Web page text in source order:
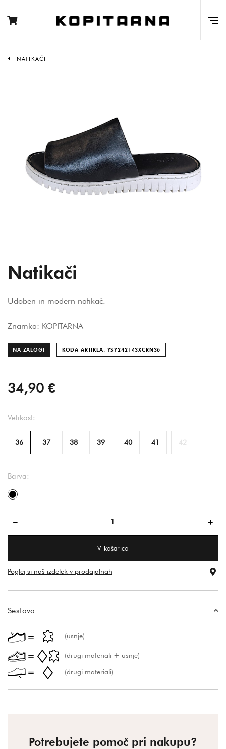
NATIKAČI
Natikači
Udoben in modern natikač.
Znamka: KOPITARNA
NA ZALOGI KODA ARTIKLA: YSY242143XCRN36
34,90 €
Velikost:
36 37 38 39 40 41 42
Barva:
črna
V košarico
Poglej si naš izdelek v prodajalnah
Sestava
(usnje)
(drugi materiali + usnje)
(drugi materiali)
Potrebujete pomoč pri nakupu?